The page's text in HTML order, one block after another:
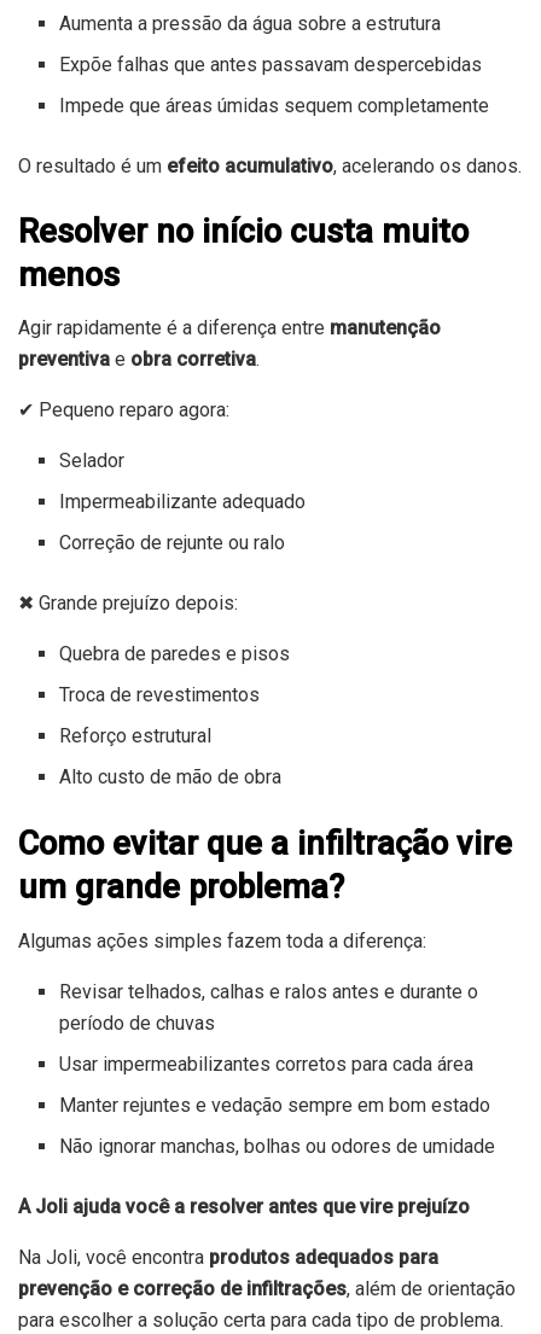
Aumenta a pressão da água sobre a estrutura
Expõe falhas que antes passavam despercebidas
Impede que áreas úmidas sequem completamente
O resultado é um efeito acumulativo, acelerando os danos.
Resolver no início custa muito
menos
Agir rapidamente é a diferença entre manutenção
preventiva e obra corretiva.
✔ Pequeno reparo agora:
Selador
Impermeabilizante adequado
Correção de rejunte ou ralo
✖ Grande prejuízo depois:
Quebra de paredes e pisos
Troca de revestimentos
Reforço estrutural
Alto custo de mão de obra
Como evitar que a infiltração vire
um grande problema?
Algumas ações simples fazem toda a diferença:
Revisar telhados, calhas e ralos antes e durante o
período de chuvas
Usar impermeabilizantes corretos para cada área
Manter rejuntes e vedação sempre em bom estado
Não ignorar manchas, bolhas ou odores de umidade
A Joli ajuda você a resolver antes que vire prejuízo
Na Joli, você encontra produtos adequados para
prevenção e correção de infiltrações, além de orientação
para escolher a solução certa para cada tipo de problema.